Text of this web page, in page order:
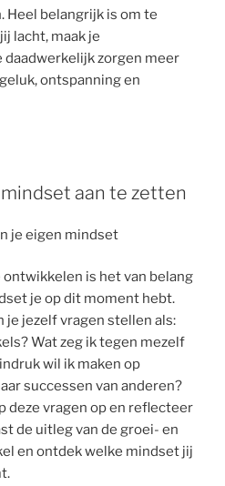
Heel belangrijk is om te
lacht, maak je
daadwerkelijk zorgen meer
ontspanning en
aan te zetten
je eigen mindset
is het van belang
je op dit moment hebt.
je jezelf vragen stellen als:
Wat zeg ik tegen mezelf
wil ik maken op
successen van anderen?
deze vragen op en reflecteer
de uitleg van de groei- en
en ontdek welke mindset jij